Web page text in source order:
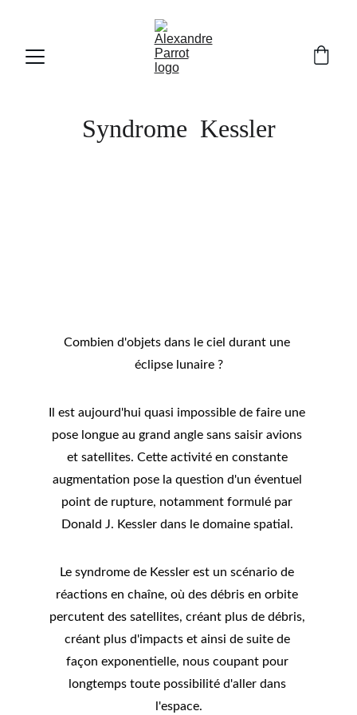
Syndrome  Kessler
Combien d'objets dans le ciel durant une
éclipse lunaire ?
Il est aujourd'hui quasi impossible de faire une
pose longue au grand angle sans saisir avions
et satellites. Cette activité en constante
augmentation pose la question d'un éventuel
point de rupture, notamment formulé par
Donald J. Kessler dans le domaine spatial.
Le syndrome de Kessler est un scénario de
réactions en chaîne, où des débris en orbite
percutent des satellites, créant plus de débris,
créant plus d'impacts et ainsi de suite de
façon exponentielle, nous coupant pour
longtemps toute possibilité d'aller dans
l'espace.